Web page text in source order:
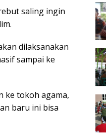
saling ingin
dilaksanakan
sampai ke
ke tokoh agama,
baru ini bisa